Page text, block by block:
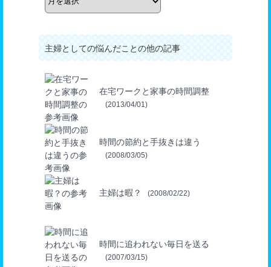
別
事
主婦としての悩んだことの他の記事
在宅ワークと家事の時間調整
(2013/04/01)
時間の節約と手抜きは違う
(2008/03/05)
主婦は暇？ (2008/02/22)
時間に追われない毎日を送る
(2007/03/15)